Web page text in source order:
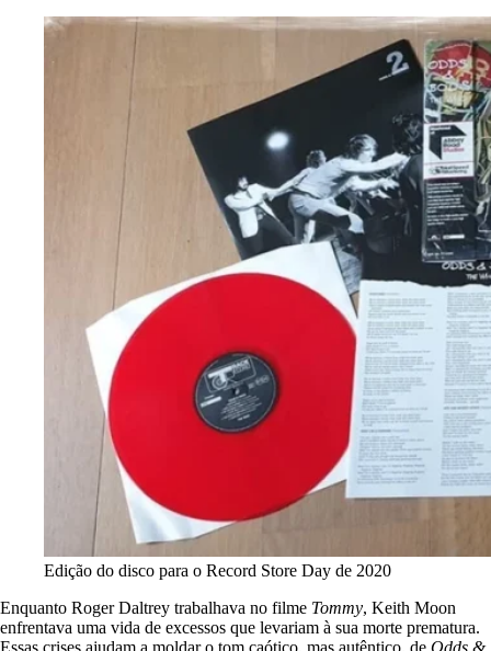
Edição do disco para o Record Store Day de 2020
Enquanto Roger Daltrey trabalhava no filme Tommy, Keith Moon
enfrentava uma vida de excessos que levariam à sua morte prematura.
Essas crises ajudam a moldar o tom caótico, mas autêntico, de Odds &